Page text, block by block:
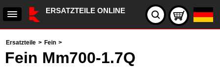
ERSATZTEILE ONLINE
Ersatzteile > Fein >
Fein Mm700-1.7Q